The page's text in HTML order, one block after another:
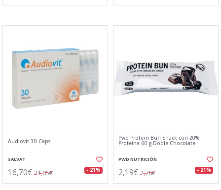
Audiovit 30 Caps
SALVAT
16,70€ 21,05€ - 21%
Pwd Protein Bun Snack con 20%
Proteína 60 g Doble Chocolate
PWD NUTRICIÓN
2,19€ 2,76€ - 21%